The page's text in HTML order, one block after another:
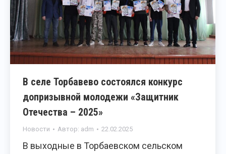
В селе Торбавево состоялся конкурс
допризывной молодежи «Защитник
Отечества – 2025»
Новости Автор: adm 22.02.2025
В выходные в Торбаевском сельском